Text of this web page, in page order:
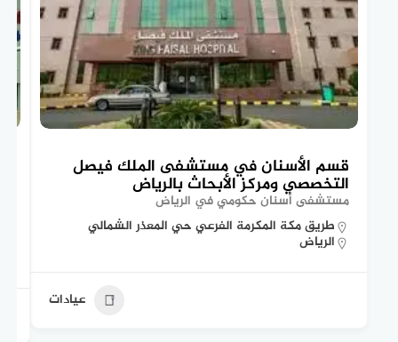
قسم الأسنان في مستشفى الملك فيصل
التخصصي ومركز الأبحاث بالرياض
مستشفى أسنان حكومي في الرياض
طريق مكة المكرمة الفرعي حي المعذر الشمالي
الرياض
عيادات